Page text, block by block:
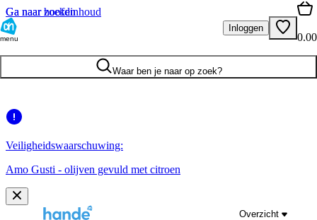
Ga naar hoofdinhoud
Ga naar zoeken
menu
Inloggen
0.00
Waar ben je naar op zoek?
Veiligheidswaarschuwing:
Amo Gusti - olijven gevuld met citroen
Overzicht